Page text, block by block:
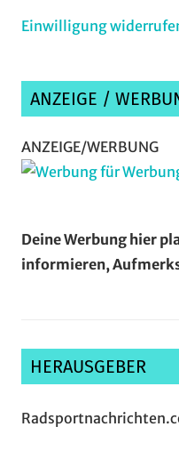
Einwilligung
ANZEIGE /
ANZEIGE/WERBUNG
Deine Werbung hier
informieren,
HERAUSGEBER